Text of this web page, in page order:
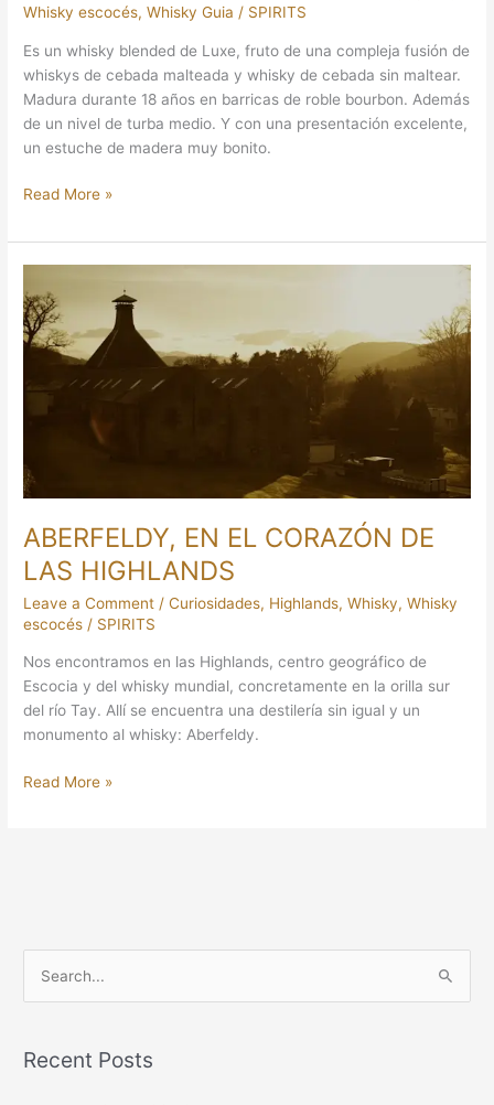
Whisky escocés,Whisky Guia / SPIRITS
Es un whisky blended de Luxe, fruto de una compleja fusión de
whiskys de cebada malteada y whisky de cebada sin maltear.
Madura durante 18 años en barricas de roble bourbon. Además
de un nivel de turba medio. Y con una presentación excelente,
un estuche de madera muy bonito.
Read More »
ABERFELDY, EN EL CORAZÓN DE
LAS HIGHLANDS
Leave a Comment /Curiosidades, Highlands,Whisky,Whisky
escocés / SPIRITS
Nos encontramos en las Highlands, centro geográfico de
Escocia y del whisky mundial, concretamente en la orilla sur
del río Tay. Allí se encuentra una destilería sin igual y un
monumento al whisky: Aberfeldy.
EN
EL
CORAZÓN
LAS
HIGHLANDS
Read More »
rRecent Posts